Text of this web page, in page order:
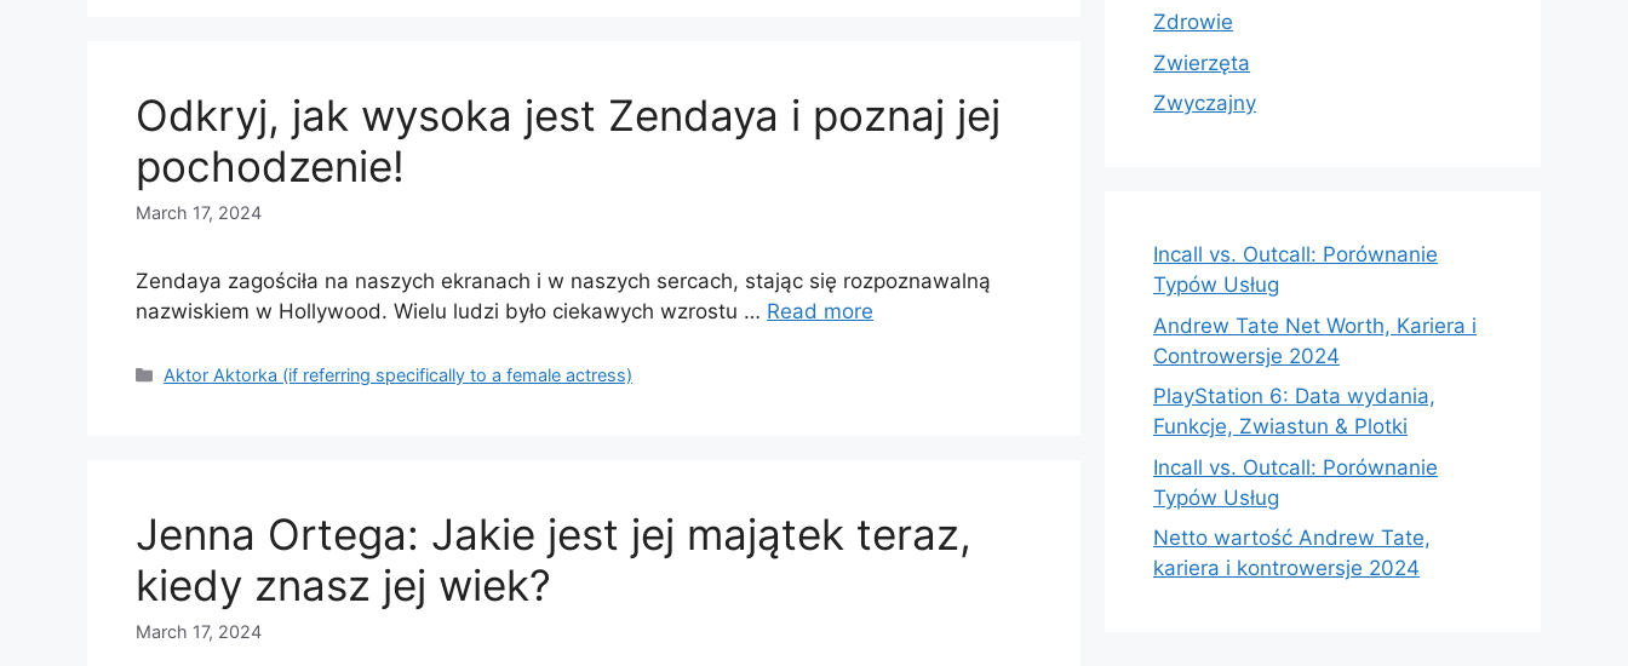
Odkryj, jak wysoka jest Zendaya i poznaj jej
pochodzenie!
March 17, 2024
Zendaya zagościła na naszych ekranach i w naszych sercach, stając się rozpoznawalną
nazwiskiem w Hollywood. Wielu ludzi było ciekawych wzrostu … Read more
Categories
Aktor Aktorka (if referring specifically to a female actress)
Jenna Ortega: Jakie jest jej majątek teraz,
kiedy znasz jej wiek?
March 17, 2024
Zdrowie
Zwierzęta
Zwyczajny
Incall vs. Outcall: Porównanie
Typów Usług
Andrew Tate Net Worth, Kariera i
Controwersje 2024
PlayStation 6: Data wydania,
Funkcje, Zwiastun & Plotki
Incall vs. Outcall: Porównanie
Typów Usług
Netto wartość Andrew Tate,
kariera i kontrowersje 2024